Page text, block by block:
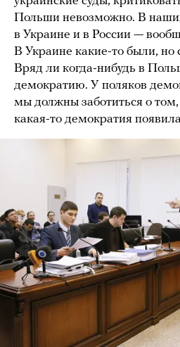
Польши невозможно. В
в Украине и в России —
В Украине какие-то были, но
Вряд ли когда-нибудь в
демократию. У поляков
мы должны заботиться о том,
какая-то демократия